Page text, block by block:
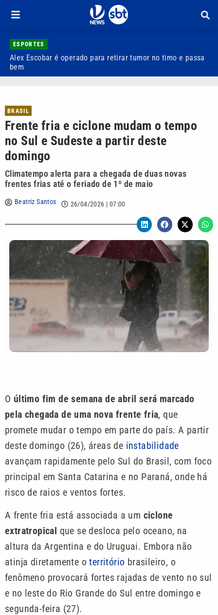
ESPORTES
Alex Escobar é operado para retirar tumor no timo e passa
bem
BRASIL
Frente fria e ciclone mudam o tempo
no Sul e Sudeste a partir deste
domingo
Climatempo alerta para a chegada de duas novas
frentes frias até o feriado de 1º de maio
Beatriz Santos 26/04/2026 | 07:00
O último fim de semana de abril será marcado
pela chegada de uma nova frente fria, que
promete mudar o tempo em parte do país. A partir
deste domingo (26), áreas de instabilidade
avançam rapidamente pelo Sul do Brasil, com foco
principal em Santa Catarina e no Paraná, onde há
risco de raios e ventos fortes.
A frente fria está associada a um ciclone
extratropical que se desloca pelo oceano, na
altura da Argentina e do Uruguai. Embora não
atinja diretamente oterritório brasileiro, o
fenômeno provocará fortes rajadas de vento no sul
e no leste do Rio Grande do Sul entre domingo e
segunda-feira (27).